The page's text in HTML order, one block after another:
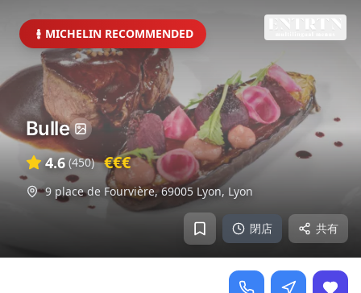
MICHELIN RECOMMENDED
閉店 共有
Bulle
4.6 (450) €€€
9 place de Fourvière, 69005 Lyon, Lyon